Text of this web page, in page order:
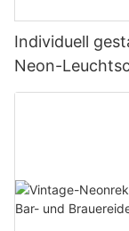
Individuell
Neon-